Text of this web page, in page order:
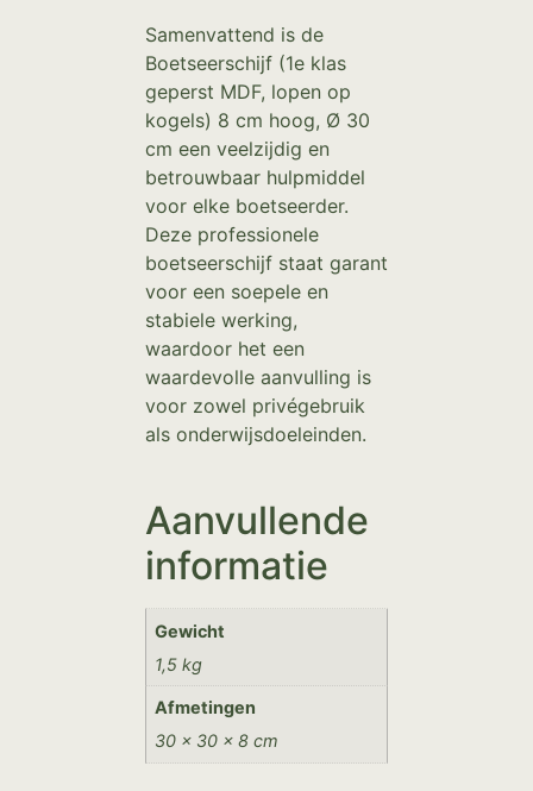
Samenvattend is de
Boetseerschijf (1e klas
geperst MDF, lopen op
kogels) 8 cm hoog, Ø 30
cm een veelzijdig en
betrouwbaar hulpmiddel
voor elke boetseerder.
Deze professionele
boetseerschijf staat garant
voor een soepele en
stabiele werking,
waardoor het een
waardevolle aanvulling is
voor zowel privégebruik
als onderwijsdoeleinden.
Aanvullende
informatie
Gewicht
1,5 kg
Afmetingen
30 × 30 × 8 cm